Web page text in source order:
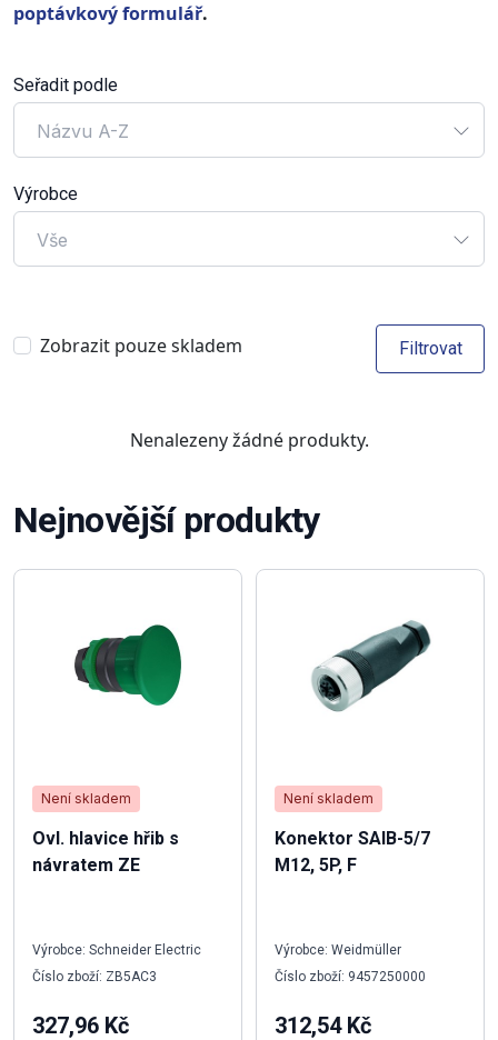
poptávkový formulář.
Seřadit podle
Názvu A-Z
Výrobce
Vše
Zobrazit pouze skladem Filtrovat
Nenalezeny žádné produkty.
Nejnovější produkty
Není skladem
Ovl. hlavice hřib s
návratem ZE
Výrobce: Schneider Electric
Číslo zboží: ZB5AC3
327,96 Kč
Není skladem
Konektor SAIB-5/7
M12, 5P, F
Výrobce: Weidmüller
Číslo zboží: 9457250000
312,54 Kč